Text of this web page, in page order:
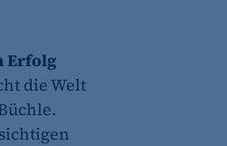
Erfolg
die Welt